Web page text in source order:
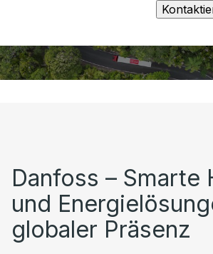
Danfoss – Smarte
und
globaler Präsenz